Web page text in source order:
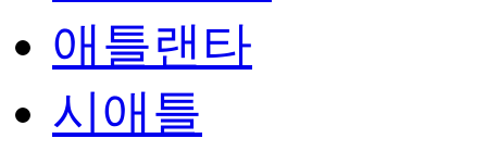
애틀랜타
시애틀